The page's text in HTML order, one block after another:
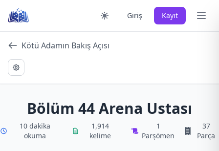
content
Giriş Kayıt Ana
Kötü Adamın Bakış Açısı
Bölüm 44 Arena Ustası
10 dakika
okuma
1,914
kelime
1
Parşömen
37
Parça